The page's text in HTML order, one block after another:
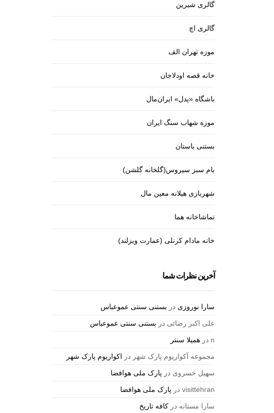
گالری شیرین
گالری اچ
موزه تهران الف
خانه قصه اودلاجان
باشگاه «پدل» ایران‌مال
موزه شهاب سنگ ایران
بستنی باستان
بام سبز سیروس(گلخانه گلشن)
شهربازی هیلانه معین مال
تماشاخانه هما
خانه مادام کرنلی (عمارت ویزلند)
آخرین نظرات شما
سارا نوروزی در بستنی سنتی عموعباس
علی اکبر رضائی در بستنی سنتی عموعباس
n درهمیلا سنتر
مجموعه آکواریوم پارک شهر در اکواریوم پارک شهر
سهیل خسروی در پارک ملی هوافضا
visittehran در پارک ملی هوافضا
سارا مستانه درکافه تاریخ